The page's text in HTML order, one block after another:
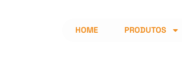
HOME PRODUTOS